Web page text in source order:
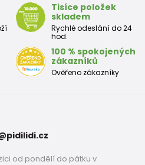
Tisíce položek
skladem
Rychlé odeslání do 24
hod.
100 % spokojených
zákazníků
Ověřeno zákazníky
od pondělí do pátku v